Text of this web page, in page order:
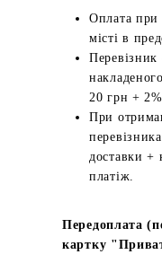
Оплата при
місті в
Перевізник
20 грн + 2%
При
доставки +
платіж.
Передоплата
картку